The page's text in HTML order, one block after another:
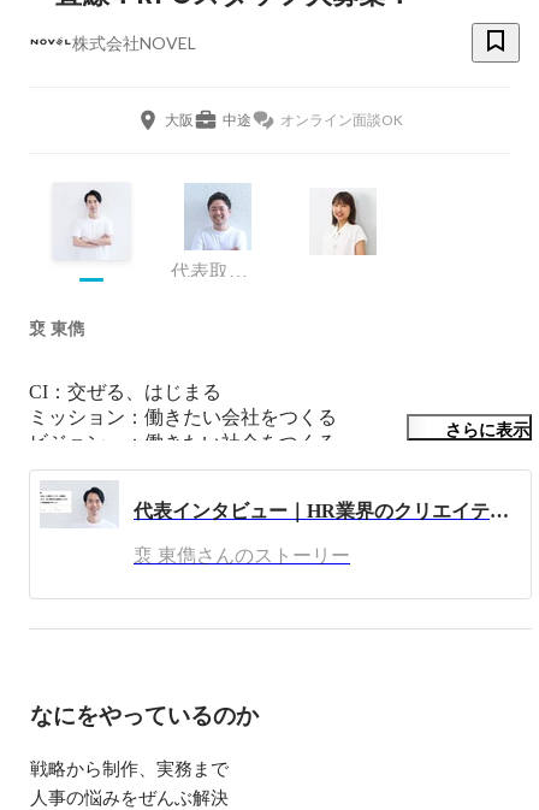
株式会社NOVEL
大阪 中途 オンライン面談OK
代表取締役 CEO Buisiness Department 管掌
裵 東儁
CI：交ぜる、はじまる
ミッション：働きたい会社をつくる
ビジョン　：働きたい社会をつくる
スローガン：ドーピングしない採用支援
通り名　　：三流の韓流
さらに表示
代表インタビュー｜HR業界のクリエイティブ事情を聞いてみた
裵 東儁さんのストーリー
なにをやっているのか
戦略から制作、実務まで
人事の悩みをぜんぶ解決